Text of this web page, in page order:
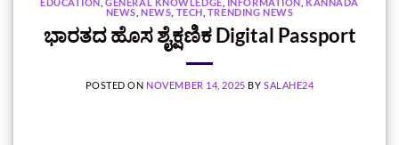
NEWS ,NEWS TECH TRENDING NEWS
ಭಾರತದ ಹೊಸ ಶೈಕ್ಷಣಿಕ Digital Passport
POSTED ON NOVEMBER 14, 2025 BY SALAHE24